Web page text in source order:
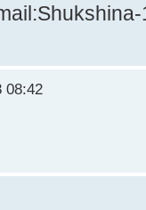
08:42